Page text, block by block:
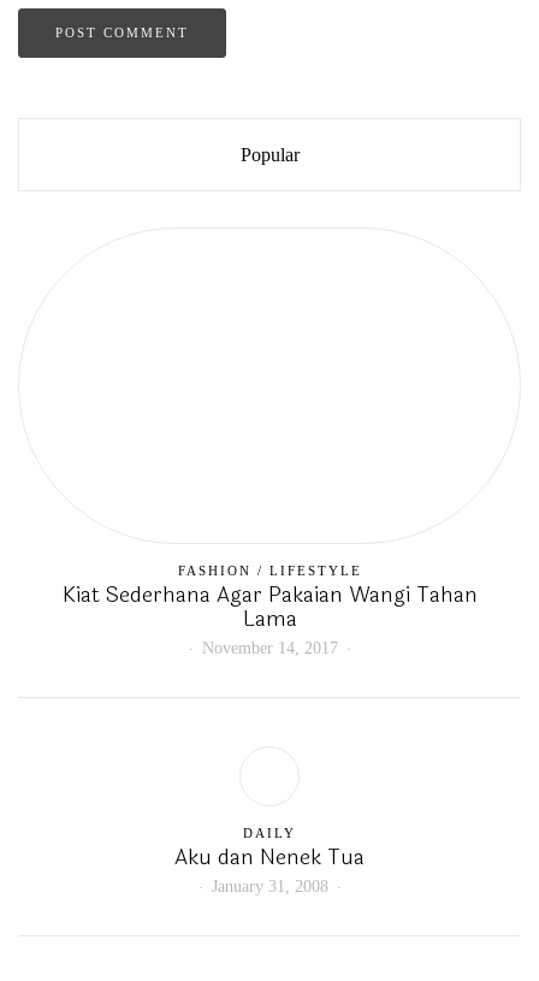
Popular
FASHION / LIFESTYLE
Kiat Sederhana Agar Pakaian Wangi Tahan
Lama
November 14, 2017
DAILY
Aku dan Nenek Tua
January 31, 2008